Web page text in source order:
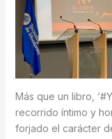
Más que un libro,
recorrido íntimo y
forjado el carácter